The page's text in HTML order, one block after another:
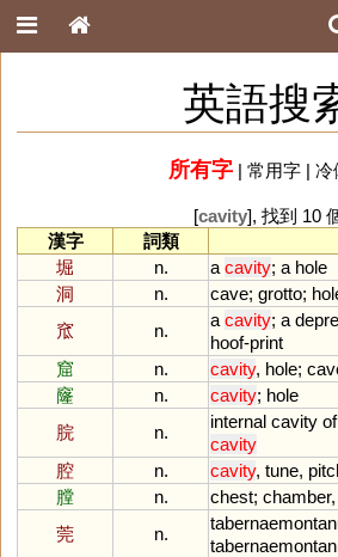
英語搜
所有字| 常用字| 冷
[cavity], 找到 10
漢字
詞類
堀
n. a cavity; a hole
洞
n. cave; grotto;
窊
n.
a cavity; a
hoof-print
窟
n. cavity, hole;
窿
n. cavity; hole
脘
n.
internal cavity of
cavity
腔
n. cavity, tune,
膛
n. chest; chamber,
莞
n.